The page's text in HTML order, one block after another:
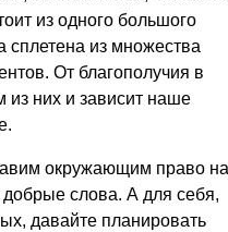
из одного большого
сплетена из множества
От благополучия в
из них и зависит наше
окружающим право на
слова. А для себя,
давайте планировать